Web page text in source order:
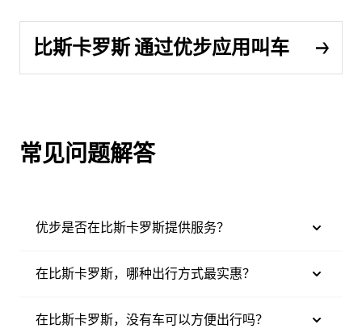
比斯卡罗斯 通过优步应用叫车
常见问题解答
优步是否在比斯卡罗斯提供服务？
在比斯卡罗斯，哪种出行方式最实惠？
在比斯卡罗斯，没有车可以方便出行吗？